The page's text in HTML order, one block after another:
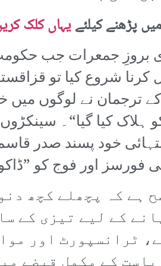
پڑھنے کیلئےیہاں کلک
بروزِ جمعرات جب
کرنا شروع کیا تو
ترجمان نے لوگوں میں
ہلاک کیا گیا“۔
خود پسند صدر
فورسز اور فوج کو
ہے کہ پچھلے کچھ
کے لیے تیزی کے
ٹرانسپورٹ اور